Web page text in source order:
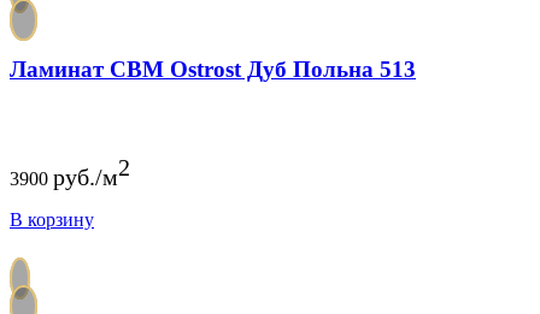
Ламинат CBM Ostrost Дуб Польна 513
3900 руб./м2
В корзину